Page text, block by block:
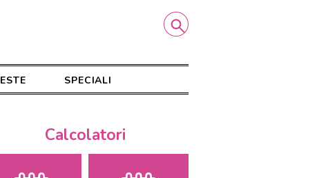
SPECIALI
Calcolatori